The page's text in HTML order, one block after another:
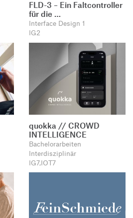
FLD-3 – Ein Faltcontroller
für die …
Interface Design 1
IG2
quokka // CROWD
INTELLIGENCE
Bachelorarbeiten
Interdisziplinär
IG7,IOT7